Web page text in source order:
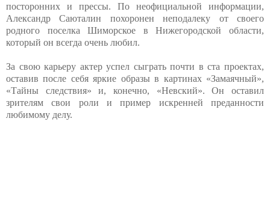
посторонних и прессы. По неофициальной информации,
Александр Саюталин похоронен неподалеку от своего
родного поселка Шиморское в Нижегородской области,
который он всегда очень любил.
За свою карьеру актер успел сыграть почти в ста проектах,
оставив после себя яркие образы в картинах «Замаячный»,
«Тайны следствия» и, конечно, «Невский». Он оставил
зрителям свои роли и пример искренней преданности
любимому делу.